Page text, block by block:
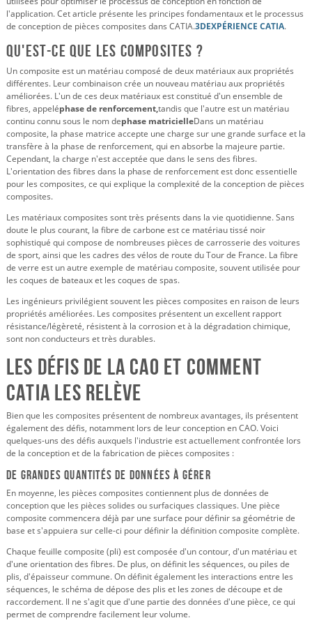
l'application. Cet article présente les principes fondamentaux et le processus
de conception de pièces composites dans CATIA.3DEXPÉRIENCE CATIA.
Qu'est-ce que les composites ?
Un composite est un matériau composé de deux matériaux aux propriétés
différentes. Leur combinaison crée un nouveau matériau aux propriétés
améliorées. L'un de ces deux matériaux est constitué d'un ensemble de
fibres, appeléphase de renforcement,tandis que l'autre est un matériau
continu connu sous le nom dephase matricielleDans un matériau
composite, la phase matrice accepte une charge sur une grande surface et la
transfère à la phase de renforcement, qui en absorbe la majeure partie.
Cependant, la charge n'est acceptée que dans le sens des fibres.
L'orientation des fibres dans la phase de renforcement est donc essentielle
pour les composites, ce qui explique la complexité de la conception de pièces
composites.
Les matériaux composites sont très présents dans la vie quotidienne. Sans
doute le plus courant, la fibre de carbone est ce matériau tissé noir
sophistiqué qui compose de nombreuses pièces de carrosserie des voitures
de sport, ainsi que les cadres des vélos de route du Tour de France. La fibre
de verre est un autre exemple de matériau composite, souvent utilisée pour
les coques de bateaux et les coques de spas.
Les ingénieurs privilégient souvent les pièces composites en raison de leurs
propriétés améliorées. Les composites présentent un excellent rapport
résistance/légèreté, résistent à la corrosion et à la dégradation chimique,
sont non conducteurs et très durables.
Les défis de la CAO et comment
CATIA les relève
Bien que les composites présentent de nombreux avantages, ils présentent
également des défis, notamment lors de leur conception en CAO. Voici
quelques-uns des défis auxquels l'industrie est actuellement confrontée lors
de la conception et de la fabrication de pièces composites :
De grandes quantités de données à gérer
En moyenne, les pièces composites contiennent plus de données de
conception que les pièces solides ou surfaciques classiques. Une pièce
composite commencera déjà par une surface pour définir sa géométrie de
base et s'appuiera sur celle-ci pour définir la définition composite complète.
Chaque feuille composite (pli) est composée d'un contour, d'un matériau et
d'une orientation des fibres. De plus, on définit les séquences, ou piles de
plis, d'épaisseur commune. On définit également les interactions entre les
séquences, le schéma de dépose des plis et les zones de découpe et de
raccordement. Il ne s'agit que d'une partie des données d'une pièce, ce qui
permet de comprendre facilement leur volume.